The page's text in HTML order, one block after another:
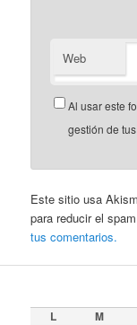
Web
Al usar este
gestión de
Este sitio usa
para reducir el
tus comentarios.
L M